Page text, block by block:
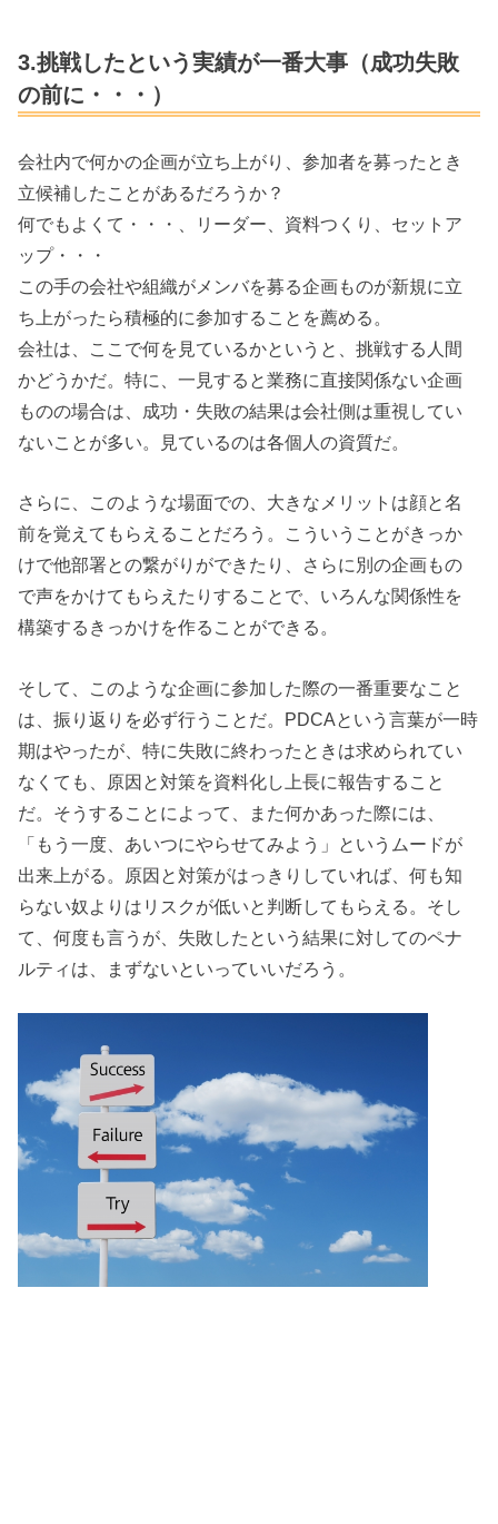
3.挑戦したという実績が一番大事（成功失敗
の前に・・・）
会社内で何かの企画が立ち上がり、参加者を募ったとき
立候補したことがあるだろうか？
何でもよくて・・・、リーダー、資料つくり、セットア
ップ・・・
この手の会社や組織がメンバを募る企画ものが新規に立
ち上がったら積極的に参加することを薦める。
会社は、ここで何を見ているかというと、挑戦する人間
かどうかだ。特に、一見すると業務に直接関係ない企画
ものの場合は、成功・失敗の結果は会社側は重視してい
ないことが多い。見ているのは各個人の資質だ。
さらに、このような場面での、大きなメリットは顔と名
前を覚えてもらえることだろう。こういうことがきっか
けで他部署との繋がりができたり、さらに別の企画もの
で声をかけてもらえたりすることで、いろんな関係性を
構築するきっかけを作ることができる。
そして、このような企画に参加した際の一番重要なこと
は、振り返りを必ず行うことだ。PDCAという言葉が一時
期はやったが、特に失敗に終わったときは求められてい
なくても、原因と対策を資料化し上長に報告すること
だ。そうすることによって、また何かあった際には、
「もう一度、あいつにやらせてみよう」というムードが
出来上がる。原因と対策がはっきりしていれば、何も知
らない奴よりはリスクが低いと判断してもらえる。そし
て、何度も言うが、失敗したという結果に対してのペナ
ルティは、まずないといっていいだろう。